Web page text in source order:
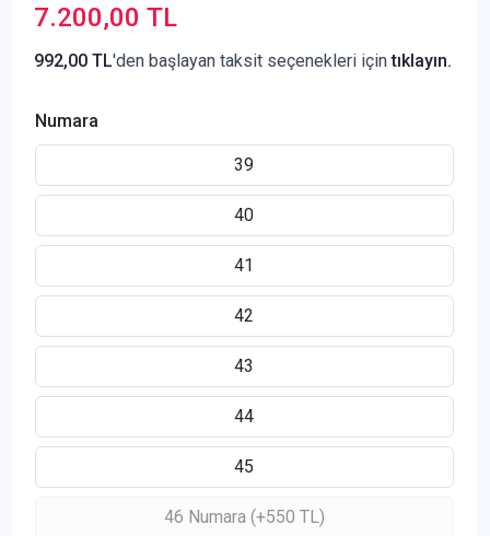
7.200,00 TL
992,00 TL'den başlayan taksit seçenekleri içintıklayın.
Numara
39
40
41
42
43
44
45
46 Numara (+550 TL)